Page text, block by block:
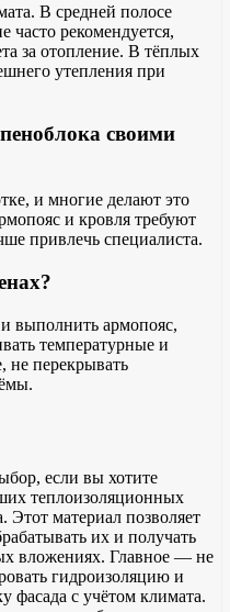
В средней полосе
часто рекомендуется,
за отопление. В тёплых
утепления при
своими
и многие делают это
и кровля требуют
привлечь специалиста.
выполнить армопояс,
температурные и
не перекрывать
если вы хотите
теплоизоляционных
Этот материал позволяет
их и получать
вложениях. Главное — не
гидроизоляцию и
фасада с учётом климата.